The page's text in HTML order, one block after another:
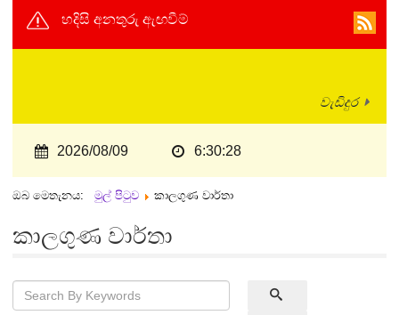
හදිසි අනතුරු ඇඟවීම්
වැඩිදුර
2026/08/09 6:30:28
ඔබ මෙතැනය: මුල් පිටුව කාලගුණ වාර්තා
කාලගුණ වාර්තා